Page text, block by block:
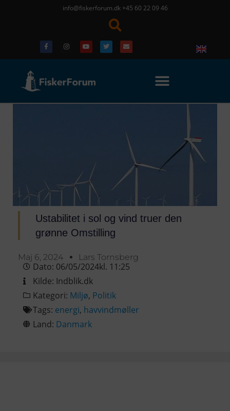
info@fiskerforum.dk +45 60 22 09 46
Ustabilitet i sol og vind truer den
grønne Omstilling
Maj 6, 2024 Lars Tornsberg
Dato: 06/05/2024kl. 11:25
Kilde: Indblik.dk
Kategori: Miljø, Politik
Tags: energi, havvindmøller
Land: Danmark